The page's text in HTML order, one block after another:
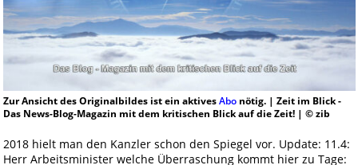
Zur Ansicht des Originalbildes ist ein aktivesAbonötig. | Zeit im Blick -
Das News-Blog-Magazin mit dem kritischen Blick auf die Zeit! | © zib
2018 hielt man den Kanzler schon den Spiegel vor. Update: 11.4:
Herr Arbeitsminister welche Überraschung kommt hier zu Tage: